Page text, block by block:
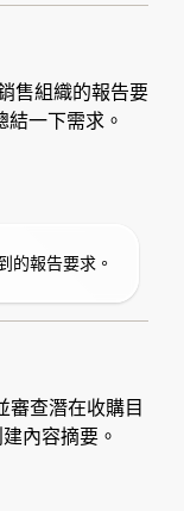
售組織的報告要
結一下需求。
的報告要求。
審查潛在收購目
內容摘要。